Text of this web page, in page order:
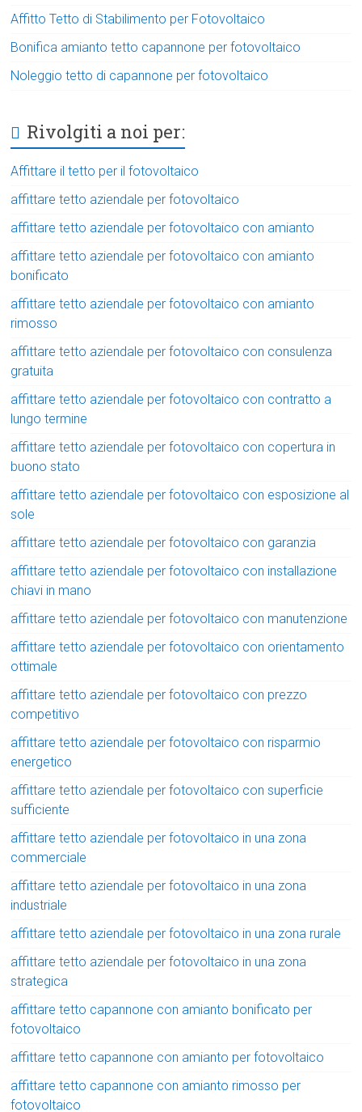
Affitto Tetto di Stabilimento per Fotovoltaico
Bonifica amianto tetto capannone per fotovoltaico
Noleggio tetto di capannone per fotovoltaico
Rivolgiti a noi per:
Affittare il tetto per il fotovoltaico
affittare tetto aziendale per fotovoltaico
affittare tetto aziendale per fotovoltaico con amianto
affittare tetto aziendale per fotovoltaico con amianto
bonificato
affittare tetto aziendale per fotovoltaico con amianto
rimosso
affittare tetto aziendale per fotovoltaico con consulenza
gratuita
affittare tetto aziendale per fotovoltaico con contratto a
lungo termine
affittare tetto aziendale per fotovoltaico con copertura in
buono stato
affittare tetto aziendale per fotovoltaico con esposizione al
sole
affittare tetto aziendale per fotovoltaico con garanzia
affittare tetto aziendale per fotovoltaico con installazione
chiavi in mano
affittare tetto aziendale per fotovoltaico con manutenzione
affittare tetto aziendale per fotovoltaico con orientamento
ottimale
affittare tetto aziendale per fotovoltaico con prezzo
competitivo
affittare tetto aziendale per fotovoltaico con risparmio
energetico
affittare tetto aziendale per fotovoltaico con superficie
sufficiente
affittare tetto aziendale per fotovoltaico in una zona
commerciale
affittare tetto aziendale per fotovoltaico in una zona
industriale
affittare tetto aziendale per fotovoltaico in una zona rurale
affittare tetto aziendale per fotovoltaico in una zona
strategica
affittare tetto capannone con amianto bonificato per
fotovoltaico
affittare tetto capannone con amianto per fotovoltaico
affittare tetto capannone con amianto rimosso per
fotovoltaico